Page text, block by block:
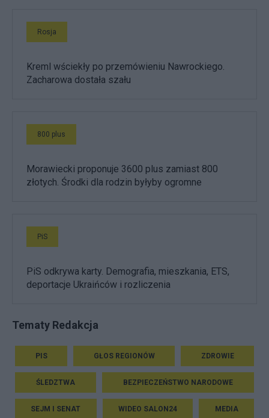
Rosja
Kreml wściekły po przemówieniu Nawrockiego.
Zacharowa dostała szału
800 plus
Morawiecki proponuje 3600 plus zamiast 800
złotych. Środki dla rodzin byłyby ogromne
PiS
PiS odkrywa karty. Demografia, mieszkania, ETS,
deportacje Ukraińców i rozliczenia
Tematy Redakcja
PIS GŁOS REGIONÓW ZDROWIE
ŚLEDZTWA BEZPIECZEŃSTWO NARODOWE
SEJM I SENAT WIDEO SALON24 MEDIA